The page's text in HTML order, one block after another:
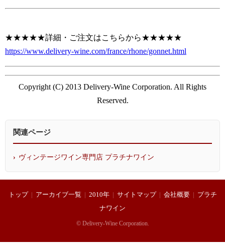
★★★★★詳細・ご注文はこちらから★★★★★
https://www.delivery-wine.com/france/rhone/gonnet.html
Copyright (C) 2013 Delivery-Wine Corporation. All Rights
Reserved.
関連ページ
ヴィンテージワイン専門店 プラチナワイン
トップ | アーカイブ一覧 | 2010年 | サイトマップ | 会社概要 | プラチ
ナワイン
© Delivery-Wine Corporation.